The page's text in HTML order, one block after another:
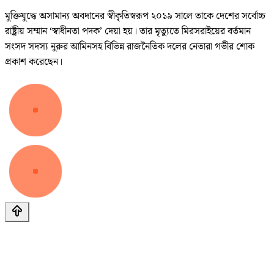
মুক্তিযুদ্ধে অসামান্য অবদানের স্বীকৃতিস্বরূপ ২০১৯ সালে তাকে দেশের সর্বোচ্চ
রাষ্ট্রীয় সম্মান ‘স্বাধীনতা পদক’ দেয়া হয়। তার মৃত্যুতে মিরসরাইয়ের বর্তমান
সংসদ সদস্য নুরুর আমিনসহ বিভিন্ন রাজনৈতিক দলের নেতারা গভীর শোক
প্রকাশ করেছেন।